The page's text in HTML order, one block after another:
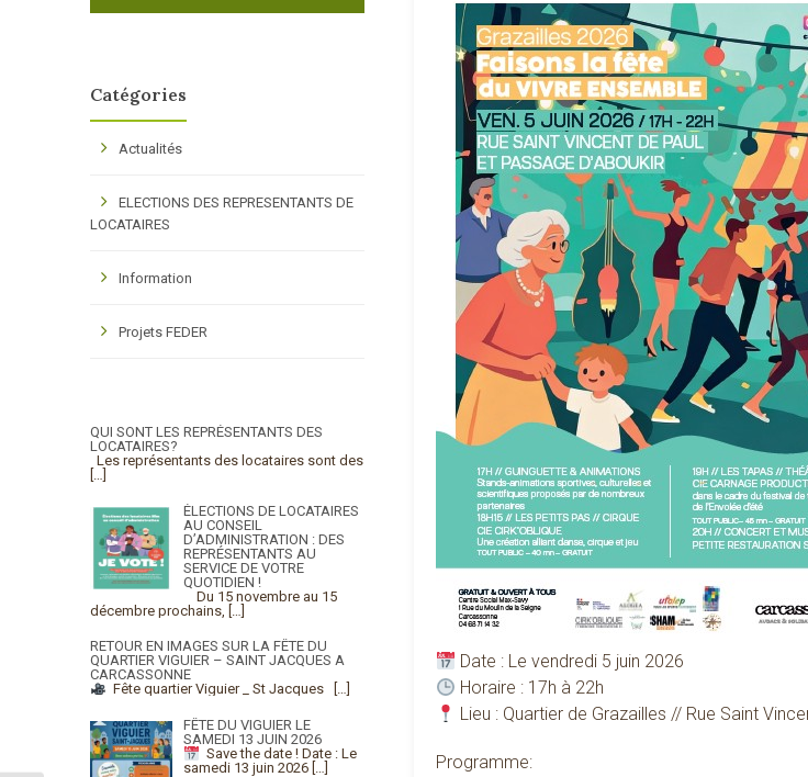
Date : Le vendredi 5 juin 2026
Horaire : 17h à 22h
Lieu : Quartier de Grazailles // Rue Saint
Programme:
Catégories
Actualités
ELECTIONS DES REPRESENTANTS DE
LOCATAIRES
Information
Projets FEDER
QUI SONT LES REPRÉSENTANTS DES
LOCATAIRES?
Les représentants des locataires sont des
[…]
ÉLECTIONS DE LOCATAIRES
AU CONSEIL
D’ADMINISTRATION : DES
REPRÉSENTANTS AU
SERVICE DE VOTRE
QUOTIDIEN !
Du 15 novembre au 15
décembre prochains, […]
RETOUR EN IMAGES SUR LA FÊTE DU
QUARTIER VIGUIER – SAINT JACQUES A
CARCASSONNE
Fête quartier Viguier _ St Jacques
[…]
FÊTE DU VIGUIER LE
SAMEDI 13 JUIN 2026
Save the date ! Date : Le
samedi 13 juin 2026 […]